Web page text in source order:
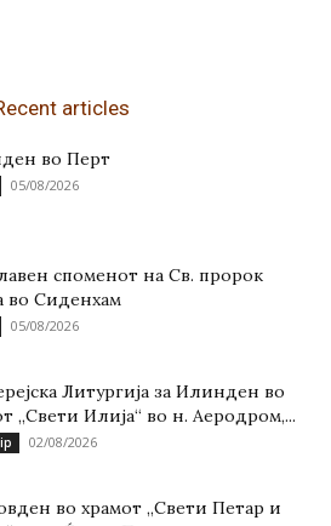
articles
во Перт
05/08/2026
споменот на Св. пророк
во Сиденхам
05/08/2026
Литургија за Илинден во
„Свети Илија“ во н. Аеродром,...
02/08/2026
во храмот „Свети Петар и